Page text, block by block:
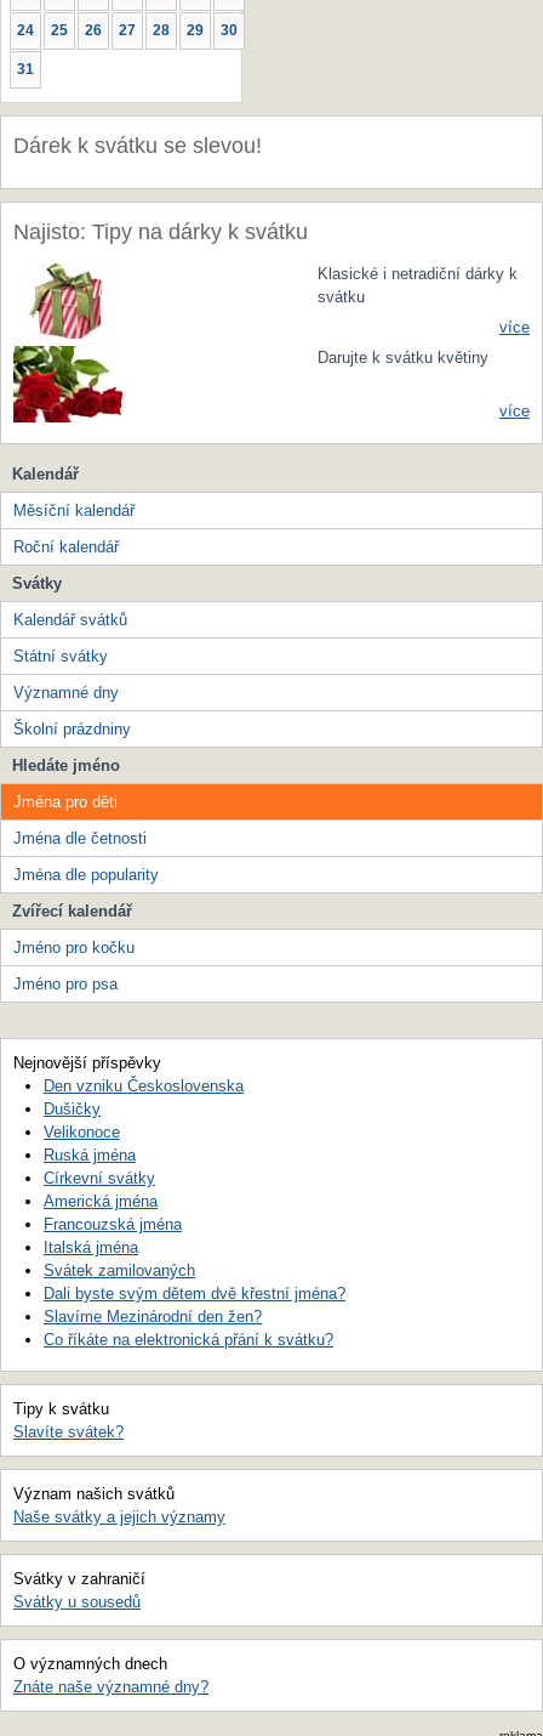
24 25 26 27 28 29 30
31
Dárek k svátku se slevou!
Najisto: Tipy na dárky k svátku
Klasické i netradiční dárky k
svátku
více
Darujte k svátku květiny
více
Kalendář
Měsíční kalendář
Roční kalendář
Svátky
Kalendář svátků
Státní svátky
Významné dny
Školní prázdniny
Hledáte jméno
Jména pro děti
Jména dle četnosti
Jména dle popularity
Zvířecí kalendář
Jméno pro kočku
Jméno pro psa
Nejnovější příspěvky
Den vzniku Československa
Dušičky
Velikonoce
Ruská jména
Církevní svátky
Americká jména
Francouzská jména
Italská jména
Svátek zamilovaných
Dali byste svým dětem dvě křestní jména?
Slavíme Mezinárodní den žen?
Co říkáte na elektronická přání k svátku?
Tipy k svátku
Slavíte svátek?
Význam našich svátků
Naše svátky a jejich významy
Svátky v zahraničí
Svátky u sousedů
O významných dnech
Znáte naše významné dny?